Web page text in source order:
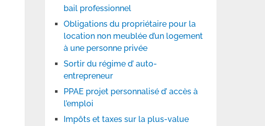
bail professionnel
Obligations du propriétaire pour la
location non meublée d’un logement
à une personne privée
Sortir du régime d’ auto-
entrepreneur
PPAE projet personnalisé d’ accès à
l’emploi
Impôts et taxes sur la plus-value